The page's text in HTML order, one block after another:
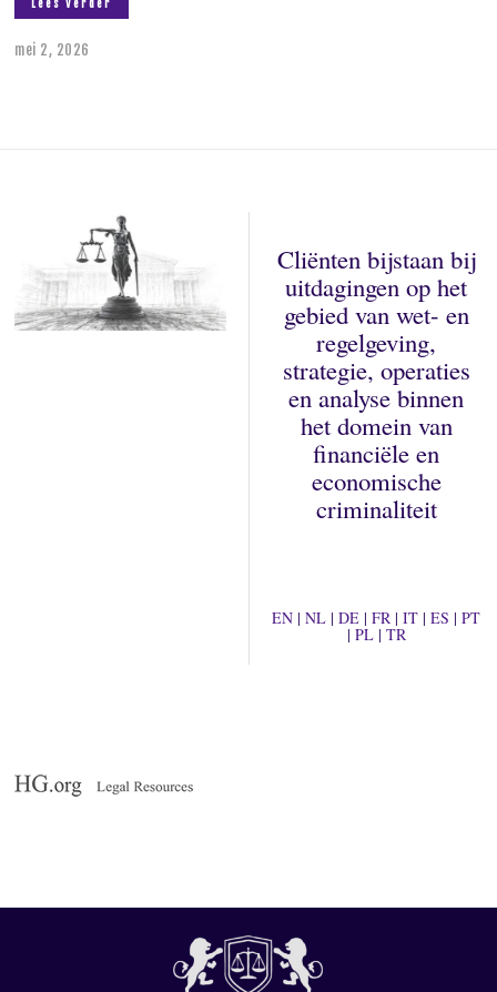
Lees Verder
mei 2, 2026
Cliënten bijstaan bij
uitdagingen op het
gebied van wet- en
regelgeving,
strategie, operaties
en analyse binnen
het domein van
financiële en
economische
criminaliteit
EN |NL |DE |FR |IT |ES |PT
| PL| TR